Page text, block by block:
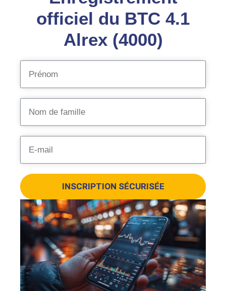
officiel du BTC 4.1
Alrex (4000)
INSCRIPTION SÉCURISÉE